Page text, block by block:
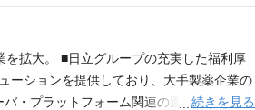
広いＩＣＴソリューションサービスを提
拡大。 ■日立グループの充実した福利厚
ーションを提供しており、大手製薬企業の
・プラットフォーム関連の運用マネジメ
続きを見る